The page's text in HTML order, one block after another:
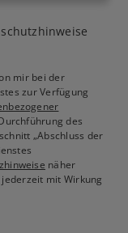
mir bei der
zur Verfügung
des
„Abschluss der
näher
mit Wirkung